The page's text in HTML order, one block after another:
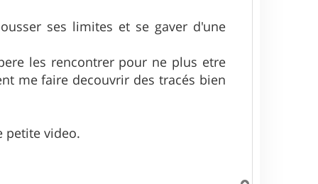
ses limites et se gaver d'une
les rencontrer pour ne plus etre
me faire decouvrir des tracés bien
petite video.